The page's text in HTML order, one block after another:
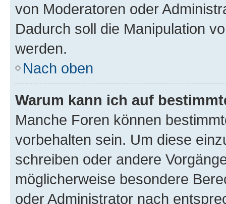
von Moderatoren oder
Dadurch soll die Manipulation
werden.
Nach oben
Warum kann ich auf
Manche Foren können
vorbehalten sein. Um diese
schreiben oder andere
möglicherweise besondere
oder Administrator nach